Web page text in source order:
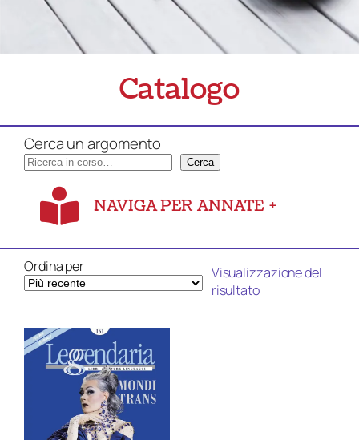
Catalogo
Cerca un argomento
Cerca
NAVIGA PER ANNATE +
Ordina per
Visualizzazione del
risultato